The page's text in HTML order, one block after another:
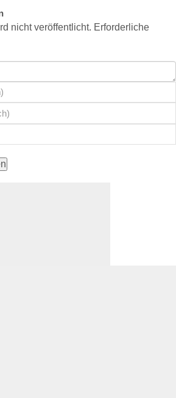
nicht veröffentlicht. Erforderliche